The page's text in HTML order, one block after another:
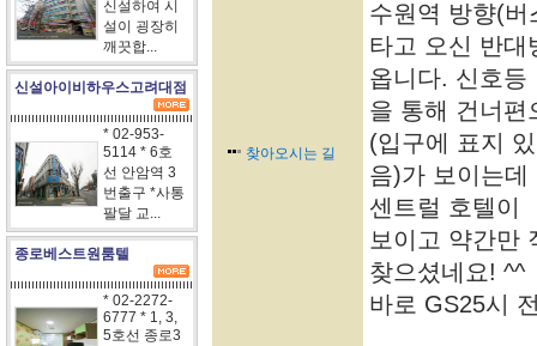
신설하여 시
설이 굉장히
깨끗합...
신설아이비하우스고려대점
* 02-953-
5114 * 6호
선 안암역 3
번출구 *사통
팔달 교...
종로베스트원룸텔
* 02-2272-
6777 * 1, 3,
5호선 종로3
찾아오시는 길
수원역 방향(버
타고 오신 반대
옵니다. 신호등
을 통해 건너편
(입구에 표지 있
음)가 보이는
센트럴 호텔이
보이고 약간만
찾으셨네요! ^^
바로 GS25시